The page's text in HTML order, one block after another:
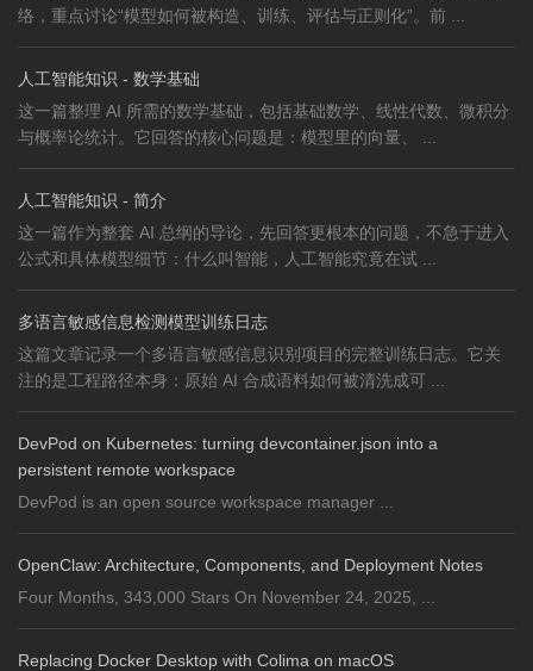
络，重点讨论“模型如何被构造、训练、评估与正则化”。前 ...
人工智能知识 - 数学基础
这一篇整理 AI 所需的数学基础，包括基础数学、线性代数、微积分
与概率论统计。它回答的核心问题是：模型里的向量、 ...
人工智能知识 - 简介
这一篇作为整套 AI 总纲的导论，先回答更根本的问题，不急于进入
公式和具体模型细节：什么叫智能，人工智能究竟在试 ...
多语言敏感信息检测模型训练日志
这篇文章记录一个多语言敏感信息识别项目的完整训练日志。它关
注的是工程路径本身：原始 AI 合成语料如何被清洗成可 ...
DevPod on Kubernetes: turning devcontainer.json into a
persistent remote workspace
DevPod is an open source workspace manager ...
OpenClaw: Architecture, Components, and Deployment Notes
Four Months, 343,000 Stars On November 24, 2025, ...
Replacing Docker Desktop with Colima on macOS